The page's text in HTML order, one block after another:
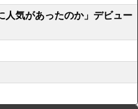
人気があったのか」デビュー